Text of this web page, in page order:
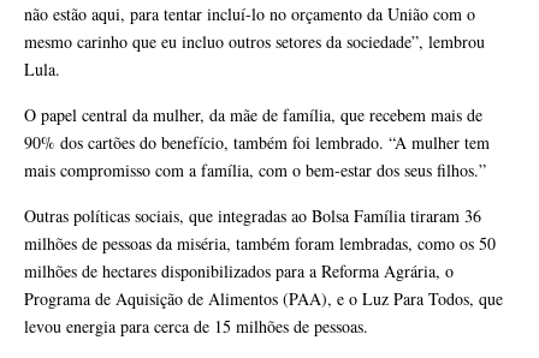
não estão aqui, para tentar incluí-lo no orçamento da União com o
mesmo carinho que eu incluo outros setores da sociedade”, lembrou
Lula.
O papel central da mulher, da mãe de família, que recebem mais de
90% dos cartões do benefício, também foi lembrado. “A mulher tem
mais compromisso com a família, com o bem-estar dos seus filhos.”
Outras políticas sociais, que integradas ao Bolsa Família tiraram 36
milhões de pessoas da miséria, também foram lembradas, como os 50
milhões de hectares disponibilizados para a Reforma Agrária, o
Programa de Aquisição de Alimentos (PAA), e o Luz Para Todos, que
levou energia para cerca de 15 milhões de pessoas.